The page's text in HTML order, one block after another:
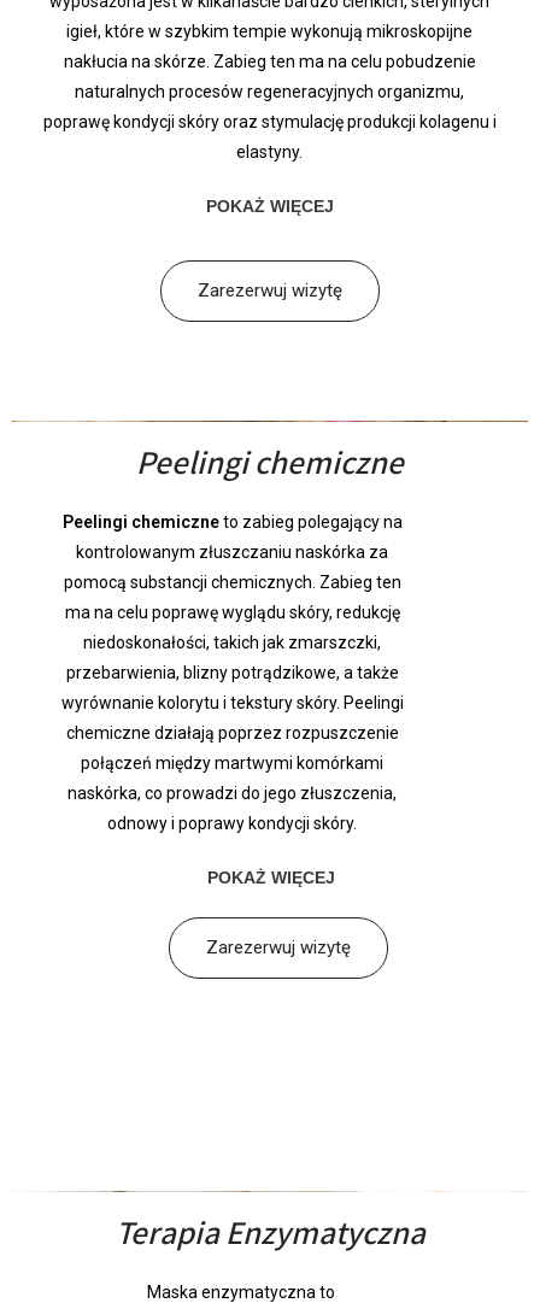
igieł, które w szybkim tempie wykonują mikroskopijne
nakłucia na skórze. Zabieg ten ma na celu pobudzenie
naturalnych procesów regeneracyjnych organizmu,
poprawę kondycji skóry oraz stymulację produkcji kolagenu i
elastyny.
POKAŻ WIĘCEJ
Zarezerwuj wizytę
Peelingi chemiczne
Peelingi chemiczneto zabieg polegający na
kontrolowanym złuszczaniu naskórka za
pomocą substancji chemicznych. Zabieg ten
ma na celu poprawę wyglądu skóry, redukcję
niedoskonałości, takich jak zmarszczki,
przebarwienia, blizny potrądzikowe, a także
wyrównanie kolorytu i tekstury skóry. Peelingi
chemiczne działają poprzez rozpuszczenie
połączeń między martwymi komórkami
naskórka, co prowadzi do jego złuszczenia,
odnowy i poprawy kondycji skóry.
POKAŻ WIĘCEJ
Zarezerwuj wizytę
Terapia Enzymatyczna
Maska enzymatyczna to